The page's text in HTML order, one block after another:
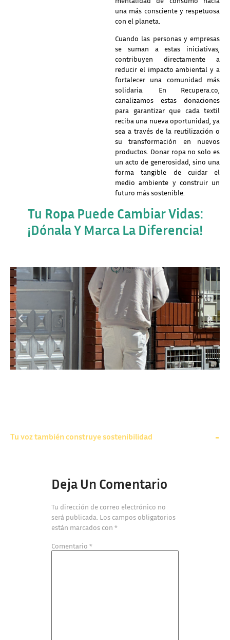
una más consciente y respetuosa
con el planeta.
Cuando las personas y empresas
se suman a estas iniciativas,
contribuyen directamente a
reducir el impacto ambiental y a
fortalecer una comunidad más
solidaria. En Recupera.co,
canalizamos estas donaciones
para garantizar que cada textil
reciba una nueva oportunidad, ya
sea a través de la reutilización o
su transformación en nuevos
productos. Donar ropa no solo es
un acto de generosidad, sino una
forma tangible de cuidar el
medio ambiente y construir un
futuro más sostenible.
Tu Ropa Puede Cambiar Vidas:
¡dónala Y Marca La Diferencia!
Tu voz también construye sostenibilidad
Deja Un Comentario
Tu dirección de correo electrónico no
será publicada. Los campos obligatorios
están marcados con *
Comentario *